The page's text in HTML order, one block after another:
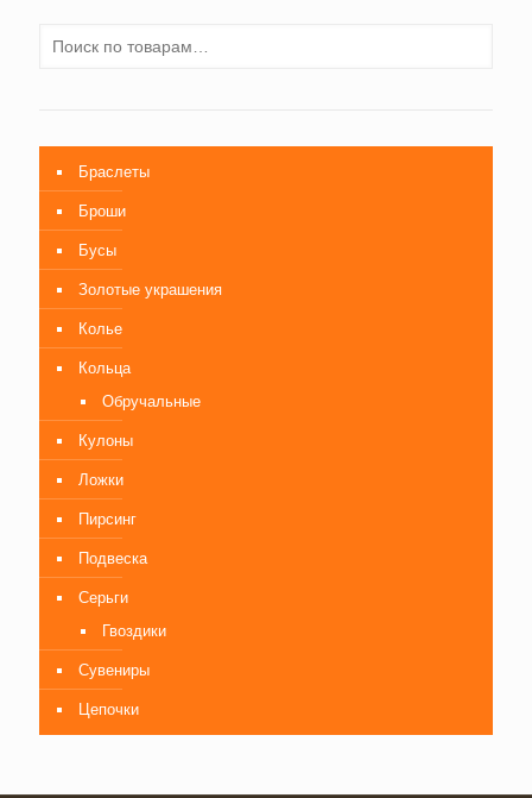
Браслеты
Броши
Бусы
Золотые украшения
Колье
Кольца
Обручальные
Кулоны
Ложки
Пирсинг
Подвеска
Серьги
Гвоздики
Сувениры
Цепочки